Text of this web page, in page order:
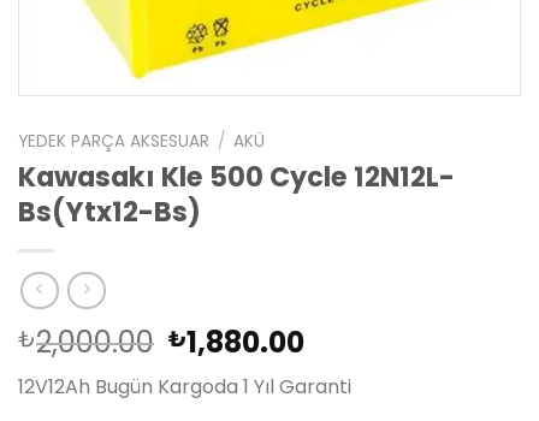
YEDEK PARÇA AKSESUAR / AKÜ
Kawasakı Kle 500 Cycle 12N12L-
Bs(Ytx12-Bs)
₺2,000.00 Orijinal
fiyat:
₺2,000.00.
₺1,880.00Şu
andaki
fiyat:
12V12Ah Bugün Kargoda 1 Yıl Garanti